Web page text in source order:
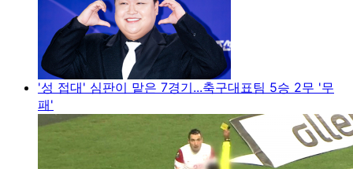
'성 접대' 심판이 맡은 7경기...축구대표팀 5승 2무 '무
패'